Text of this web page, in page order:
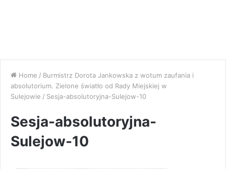
Home / Burmistrz Dorota Jankowska z wotum zaufania i
absolutorium. Zielone światło od Rady Miejskiej w
Sulejowie / Sesja-absolutoryjna-Sulejow-10
Sesja-absolutoryjna-
Sulejow-10